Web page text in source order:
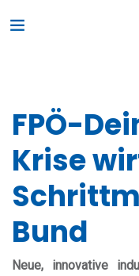
FPÖ-
Krise
Bund
Neue, innovative